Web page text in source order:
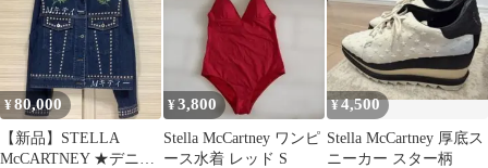
¥80,000
【新品】STELLA
McCARTNEY ★デニム
¥3,800
Stella McCartney ワンピ
ース水着 レッド S
¥4,500
Stella McCartney 厚底ス
ニーカー スター柄